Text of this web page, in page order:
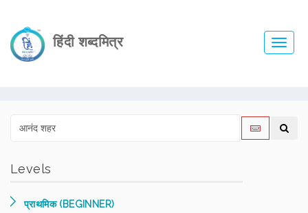
हिंदी शब्दमित्र
Levels
प्राथमिक (BEGINNER)